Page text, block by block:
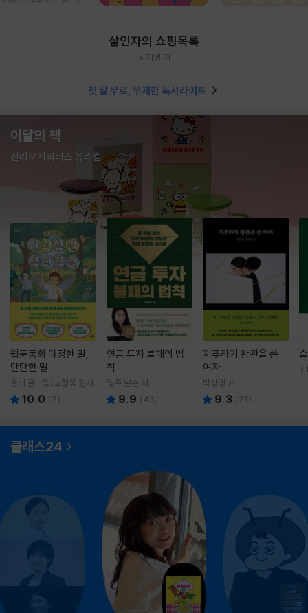
살인자의 쇼핑목록
강지영 저
첫 달 무료, 무제한 독서라이프
이달의 책
산리오캐릭터즈 유리컵
웹툰동화 다정한 말,
단단한 말
돌배 글그림/고정욱 원저
10.0 ( 2)
연금 투자 불패의 법
칙
영주 닐슨 저
9.9 (43)
지푸라기 왕관을 쓴
여자
박상영 저
9.3 ( 21 )
클래스24